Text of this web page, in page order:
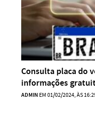
Consulta placa do
informações
ADMIN EM 01/02/2024, ÀS